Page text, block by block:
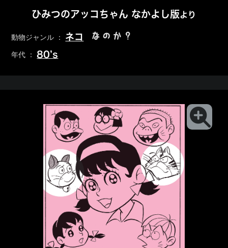
ひみつのアッコちゃん なかよし版より
動物ジャンル ： ネコ なのか？
年代 ： 80’s